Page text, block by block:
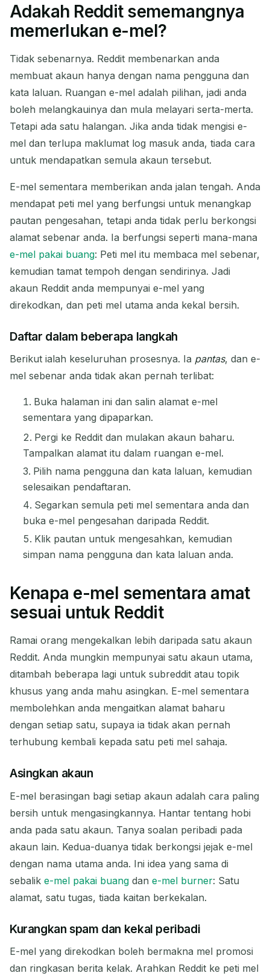
Alamat Emel Sementara
Anda:
Salin QR
Padam Terpilih Tukar Emel
Segar seterusnya dalam15
Menunggu emel masuk...
Segar
Adakah Reddit sememangnya
memerlukan e-mel?
Tidak sebenarnya. Reddit membenarkan anda
membuat akaun hanya dengan nama pengguna dan
kata laluan. Ruangan e-mel adalah pilihan, jadi anda
boleh melangkauinya dan mula melayari serta-merta.
Tetapi ada satu halangan. Jika anda tidak mengisi e-
mel dan terlupa maklumat log masuk anda, tiada cara
untuk mendapatkan semula akaun tersebut.
E-mel sementara memberikan anda jalan tengah. Anda
mendapat peti mel yang berfungsi untuk menangkap
pautan pengesahan, tetapi anda tidak perlu berkongsi
alamat sebenar anda. Ia berfungsi seperti mana-mana
e-mel pakai buang: Peti mel itu membaca mel sebenar,
kemudian tamat tempoh dengan sendirinya. Jadi
akaun Reddit anda mempunyai e-mel yang
direkodkan, dan peti mel utama anda kekal bersih.
Daftar dalam beberapa langkah
Berikut ialah keseluruhan prosesnya. Ia pantas, dan e-
mel sebenar anda tidak akan pernah terlibat:
Buka halaman ini dan salin alamat e-mel
sementara yang dipaparkan.
Pergi ke Reddit dan mulakan akaun baharu.
Tampalkan alamat itu dalam ruangan e-mel.
Pilih nama pengguna dan kata laluan, kemudian
selesaikan pendaftaran.
Segarkan semula peti mel sementara anda dan
buka e-mel pengesahan daripada Reddit.
Klik pautan untuk mengesahkan, kemudian
simpan nama pengguna dan kata laluan anda.
Kenapa e-mel sementara amat
sesuai untuk Reddit
Ramai orang mengekalkan lebih daripada satu akaun
Reddit. Anda mungkin mempunyai satu akaun utama,
ditambah beberapa lagi untuk subreddit atau topik
khusus yang anda mahu asingkan. E-mel sementara
membolehkan anda mengaitkan alamat baharu
dengan setiap satu, supaya ia tidak akan pernah
terhubung kembali kepada satu peti mel sahaja.
Asingkan akaun
E-mel berasingan bagi setiap akaun adalah cara paling
bersih untuk mengasingkannya. Hantar tentang hobi
anda pada satu akaun. Tanya soalan peribadi pada
akaun lain. Kedua-duanya tidak berkongsi jejak e-mel
dengan nama utama anda. Ini idea yang sama di
sebalik e-mel pakai buang dan e-mel burner: Satu
alamat, satu tugas, tiada kaitan berkekalan.
Kurangkan spam dan kekal peribadi
E-mel yang direkodkan boleh bermakna mel promosi
dan ringkasan berita kelak. Arahkan Reddit ke peti mel